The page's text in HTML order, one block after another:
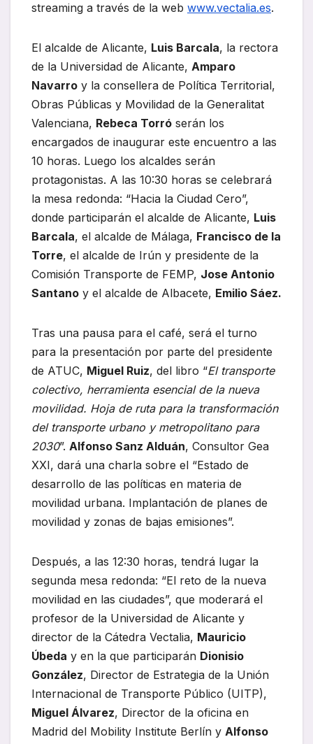
streaming a través de la web www.vectalia.es.
El alcalde de Alicante, Luis Barcala, la rectora
de la Universidad de Alicante, Amparo
Navarro y la consellera de Política Territorial,
Obras Públicas y Movilidad de la Generalitat
Valenciana, Rebeca Torró serán los
encargados de inaugurar este encuentro a las
10 horas. Luego los alcaldes serán
protagonistas. A las 10:30 horas se celebrará
la mesa redonda: “Hacia la Ciudad Cero”,
donde participarán el alcalde de Alicante, Luis
Barcala, el alcalde de Málaga, Francisco de la
Torre, el alcalde de Irún y presidente de la
Comisión Transporte de FEMP, Jose Antonio
Santano y el alcalde de Albacete, Emilio Sáez.
Tras una pausa para el café, será el turno
para la presentación por parte del presidente
de ATUC, Miguel Ruiz, del libro “El transporte
colectivo, herramienta esencial de la nueva
movilidad. Hoja de ruta para la transformación
del transporte urbano y metropolitano para
2030”. Alfonso Sanz Alduán, Consultor Gea
XXI, dará una charla sobre el “Estado de
desarrollo de las políticas en materia de
movilidad urbana. Implantación de planes de
movilidad y zonas de bajas emisiones”.
Después, a las 12:30 horas, tendrá lugar la
segunda mesa redonda: “El reto de la nueva
movilidad en las ciudades”, que moderará el
profesor de la Universidad de Alicante y
director de la Cátedra Vectalia, Mauricio
Úbeda y en la que participarán Dionisio
González, Director de Estrategia de la Unión
Internacional de Transporte Público (UITP),
Miguel Álvarez, Director de la oficina en
Madrid del Mobility Institute Berlín y Alfonso